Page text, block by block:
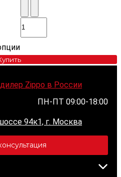
ПН-ПТ 09:00-18:00
94к1, г. Москва